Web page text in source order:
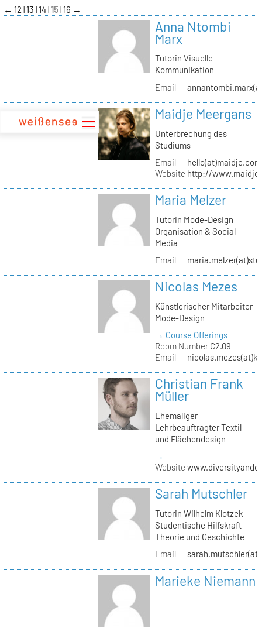
zum
Inhalt
← 12 13 14 15 16 →
Anna Ntombi
Marx
Tutorin Visuelle
Kommunikation
Email
Maidje Meergans
Unterbrechung des
Studiums
Email
hello(at)maidje.com
Website http://
Maria Melzer
Tutorin Mode-Design
Organisation & Social
Media
Email
Nicolas Mezes
Künstlerischer Mitarbeiter
Mode-Design
→ Course Offerings
Room NumberC2.09
Email
Christian Frank
Müller
Ehemaliger
Lehrbeauftragter Textil-
und Flächendesign
→
Website
Sarah Mutschler
Tutorin Wilhelm Klotzek
Studentische Hilfskraft
Theorie und Geschichte
Email
Marieke Niemann